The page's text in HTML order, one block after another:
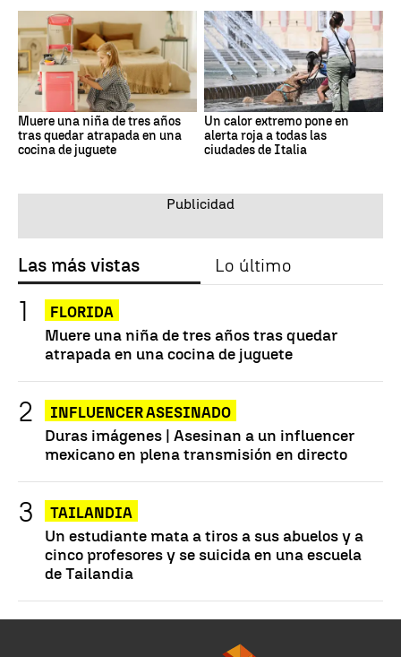
Muere una niña de tres años
tras quedar atrapada en una
cocina de juguete
Un calor extremo pone en
alerta roja a todas las
ciudades de Italia
Las más vistas Lo último
FLORIDA
Muere una niña de tres años tras quedar
atrapada en una cocina de juguete
INFLUENCER ASESINADO
Duras imágenes | Asesinan a un influencer
mexicano en plena transmisión en directo
TAILANDIA
Un estudiante mata a tiros a sus abuelos y a
cinco profesores y se suicida en una escuela
de Tailandia